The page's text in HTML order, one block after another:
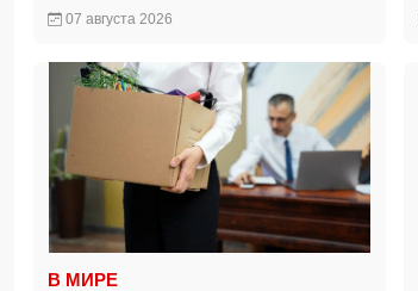
07 августа 2026
В МИРЕ